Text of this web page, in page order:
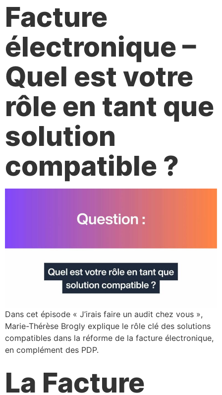
Facture
électronique –
Quel est votre
rôle en tant que
solution
compatible ?
Dans cet épisode « J’irais faire un audit chez vous »,
Marie-Thérèse Brogly explique le rôle clé des solutions
compatibles dans la réforme de la facture électronique,
en complément des PDP.
La Facture